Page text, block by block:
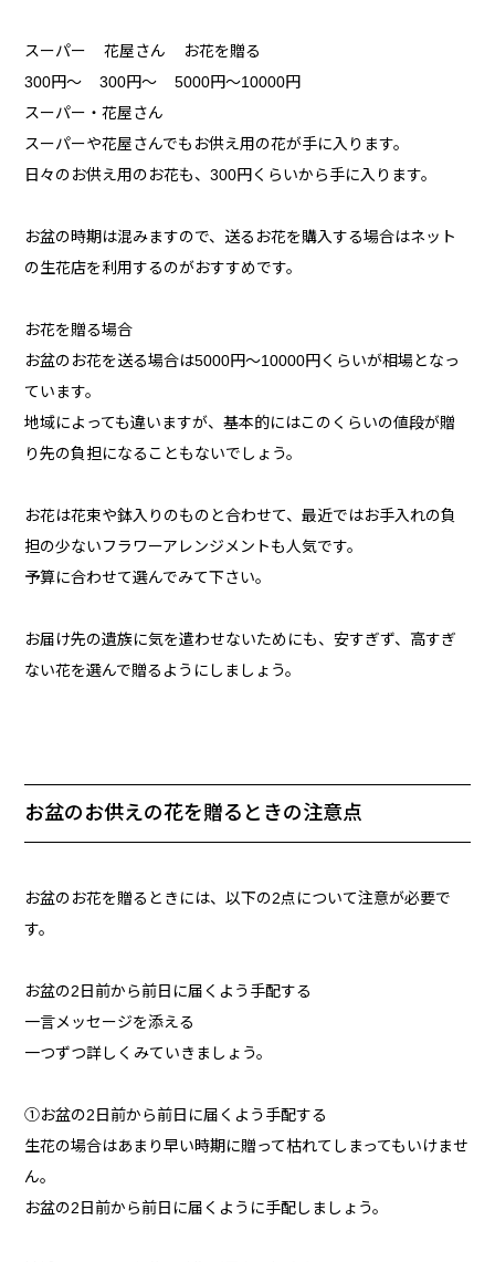
スーパー 花屋さん お花を贈る
300円～ 300円～ 5000円～10000円
スーパー・花屋さん
スーパーや花屋さんでもお供え用の花が手に入ります。
日々のお供え用のお花も、300円くらいから手に入ります。
お盆の時期は混みますので、送るお花を購入する場合はネット
の生花店を利用するのがおすすめです。
お花を贈る場合
お盆のお花を送る場合は5000円～10000円くらいが相場となっ
ています。
地域によっても違いますが、基本的にはこのくらいの値段が贈
り先の負担になることもないでしょう。
お花は花束や鉢入りのものと合わせて、最近ではお手入れの負
担の少ないフラワーアレンジメントも人気です。
予算に合わせて選んでみて下さい。
お届け先の遺族に気を遣わせないためにも、安すぎず、高すぎ
ない花を選んで贈るようにしましょう。
お盆のお供えの花を贈るときの注意点
お盆のお花を贈るときには、以下の2点について注意が必要で
す。
お盆の2日前から前日に届くよう手配する
一言メッセージを添える
一つずつ詳しくみていきましょう。
①お盆の2日前から前日に届くよう手配する
生花の場合はあまり早い時期に贈って枯れてしまってもいけませ
ん。
お盆の2日前から前日に届くように手配しましょう。